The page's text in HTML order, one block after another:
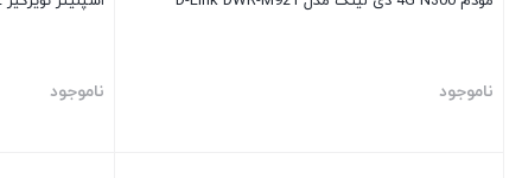
ناموجود ناموجود